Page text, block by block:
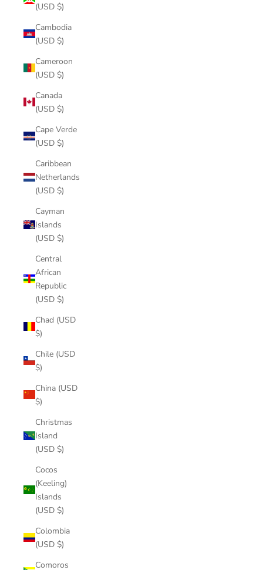
(USD $)
Cambodia
(USD $)
Cameroon
(USD $)
Canada
(USD $)
Cape Verde
(USD $)
Caribbean
Netherlands
(USD $)
Cayman
Islands
(USD $)
Central
African
Republic
(USD $)
Chad (USD
$)
Chile (USD
$)
China (USD
$)
Christmas
Island
(USD $)
Cocos
(Keeling)
Islands
(USD $)
Colombia
(USD $)
Comoros